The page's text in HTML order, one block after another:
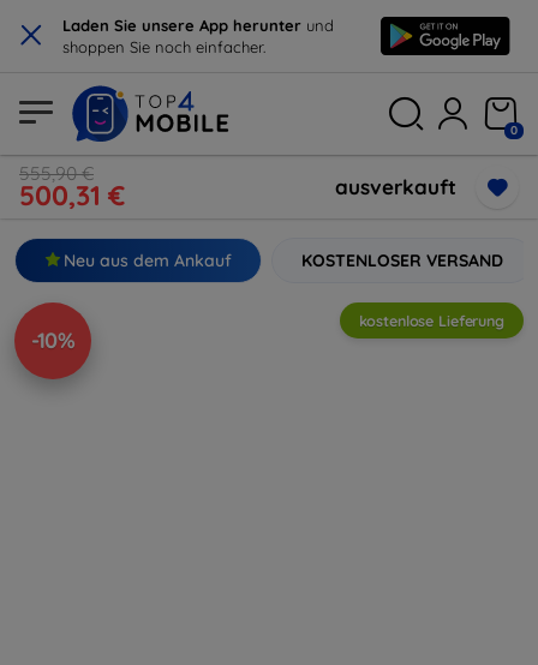
× Laden Sie unsere App herunter und
shoppen Sie noch einfacher.
0
555,90 €
500,31 € ausverkauft
Neu aus dem Ankauf KOSTENLOSER VERSAND
-10%
kostenlose Lieferung